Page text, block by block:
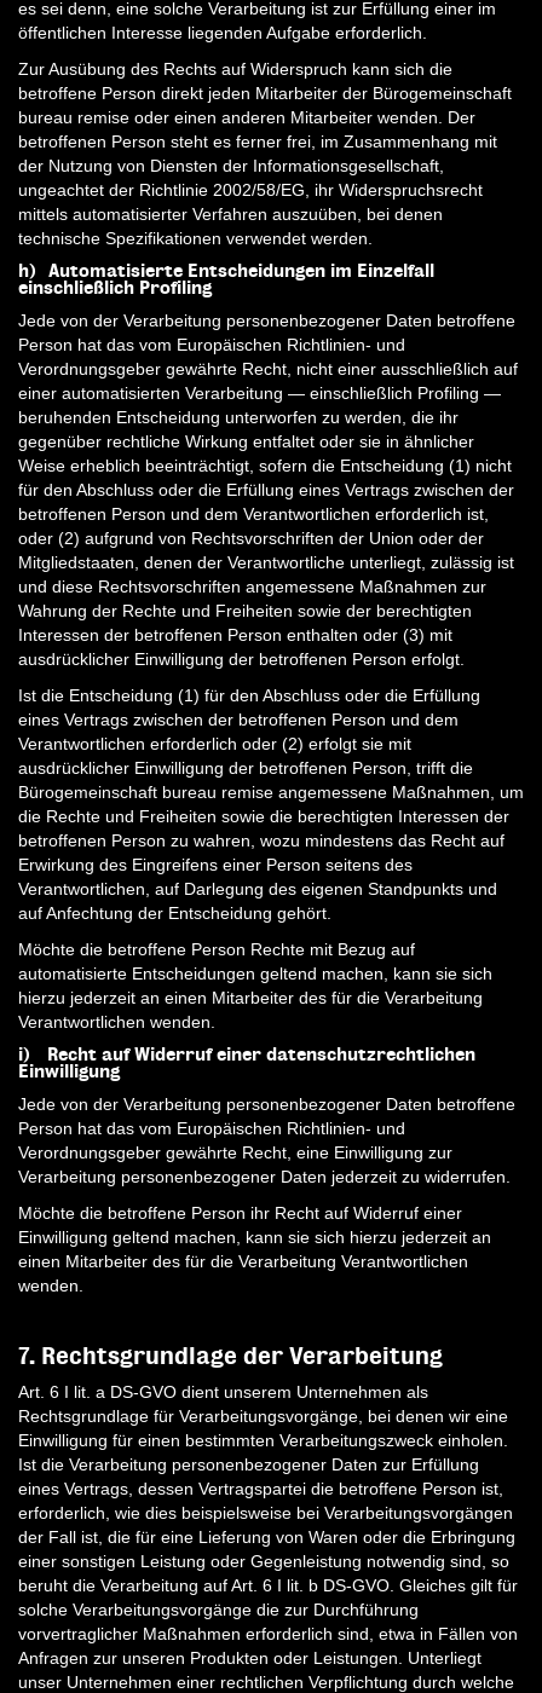
es sei denn, eine solche Verarbeitung ist zur Erfüllung einer im
öffentlichen Interesse liegenden Aufgabe erforderlich.
Zur Ausübung des Rechts auf Widerspruch kann sich die
betroffene Person direkt jeden Mitarbeiter der Bürogemeinschaft
bureau remise oder einen anderen Mitarbeiter wenden. Der
betroffenen Person steht es ferner frei, im Zusammenhang mit
der Nutzung von Diensten der Informationsgesellschaft,
ungeachtet der Richtlinie 2002/58/EG, ihr Widerspruchsrecht
mittels automatisierter Verfahren auszuüben, bei denen
technische Spezifikationen verwendet werden.
h) Automatisierte Entscheidungen im Einzelfall
einschließlich Profiling
Jede von der Verarbeitung personenbezogener Daten betroffene
Person hat das vom Europäischen Richtlinien- und
Verordnungsgeber gewährte Recht, nicht einer ausschließlich auf
einer automatisierten Verarbeitung — einschließlich Profiling —
beruhenden Entscheidung unterworfen zu werden, die ihr
gegenüber rechtliche Wirkung entfaltet oder sie in ähnlicher
Weise erheblich beeinträchtigt, sofern die Entscheidung (1) nicht
für den Abschluss oder die Erfüllung eines Vertrags zwischen der
betroffenen Person und dem Verantwortlichen erforderlich ist,
oder (2) aufgrund von Rechtsvorschriften der Union oder der
Mitgliedstaaten, denen der Verantwortliche unterliegt, zulässig ist
und diese Rechtsvorschriften angemessene Maßnahmen zur
Wahrung der Rechte und Freiheiten sowie der berechtigten
Interessen der betroffenen Person enthalten oder (3) mit
ausdrücklicher Einwilligung der betroffenen Person erfolgt.
Ist die Entscheidung (1) für den Abschluss oder die Erfüllung
eines Vertrags zwischen der betroffenen Person und dem
Verantwortlichen erforderlich oder (2) erfolgt sie mit
ausdrücklicher Einwilligung der betroffenen Person, trifft die
Bürogemeinschaft bureau remise angemessene Maßnahmen, um
die Rechte und Freiheiten sowie die berechtigten Interessen der
betroffenen Person zu wahren, wozu mindestens das Recht auf
Erwirkung des Eingreifens einer Person seitens des
Verantwortlichen, auf Darlegung des eigenen Standpunkts und
auf Anfechtung der Entscheidung gehört.
Möchte die betroffene Person Rechte mit Bezug auf
automatisierte Entscheidungen geltend machen, kann sie sich
hierzu jederzeit an einen Mitarbeiter des für die Verarbeitung
Verantwortlichen wenden.
i) Recht auf Widerruf einer datenschutzrechtlichen
Einwilligung
Jede von der Verarbeitung personenbezogener Daten betroffene
Person hat das vom Europäischen Richtlinien- und
Verordnungsgeber gewährte Recht, eine Einwilligung zur
Verarbeitung personenbezogener Daten jederzeit zu widerrufen.
Möchte die betroffene Person ihr Recht auf Widerruf einer
Einwilligung geltend machen, kann sie sich hierzu jederzeit an
einen Mitarbeiter des für die Verarbeitung Verantwortlichen
wenden.
7. Rechtsgrundlage der Verarbeitung
Art. 6 I lit. a DS-GVO dient unserem Unternehmen als
Rechtsgrundlage für Verarbeitungsvorgänge, bei denen wir eine
Einwilligung für einen bestimmten Verarbeitungszweck einholen.
Ist die Verarbeitung personenbezogener Daten zur Erfüllung
eines Vertrags, dessen Vertragspartei die betroffene Person ist,
erforderlich, wie dies beispielsweise bei Verarbeitungsvorgängen
der Fall ist, die für eine Lieferung von Waren oder die Erbringung
einer sonstigen Leistung oder Gegenleistung notwendig sind, so
beruht die Verarbeitung auf Art. 6 I lit. b DS-GVO. Gleiches gilt für
solche Verarbeitungsvorgänge die zur Durchführung
vorvertraglicher Maßnahmen erforderlich sind, etwa in Fällen von
Anfragen zur unseren Produkten oder Leistungen. Unterliegt
unser Unternehmen einer rechtlichen Verpflichtung durch welche